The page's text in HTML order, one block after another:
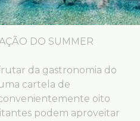
DO SUMMER
da gastronomia do
cartela de
oito
podem aproveitar